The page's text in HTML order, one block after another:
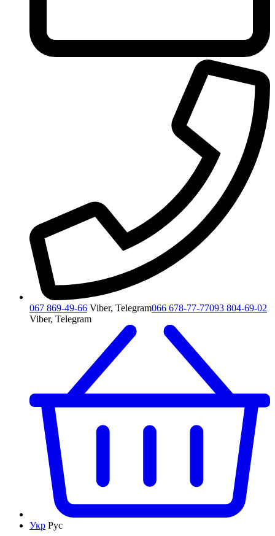
067 869-49-66 Viber, Telegram066 678-77-77093 804-69-02
Viber, Telegram
Укр Рус